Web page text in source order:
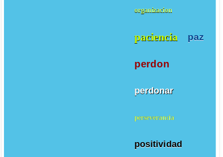
organizacion
paciencia paz
perdon
perdonar
perseverancia
positividad